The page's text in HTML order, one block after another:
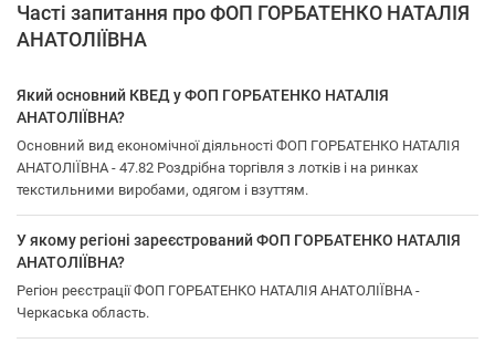
Часті запитання про ФОП ГОРБАТЕНКО НАТАЛІЯ
АНАТОЛІЇВНА
Який основний КВЕД у ФОП ГОРБАТЕНКО НАТАЛІЯ
АНАТОЛІЇВНА?
Основний вид економічної діяльності ФОП ГОРБАТЕНКО НАТАЛІЯ
АНАТОЛІЇВНА - 47.82 Роздрібна торгівля з лотків і на ринках
текстильними виробами, одягом і взуттям.
У якому регіоні зареєстрований ФОП ГОРБАТЕНКО НАТАЛІЯ
АНАТОЛІЇВНА?
Регіон реєстрації ФОП ГОРБАТЕНКО НАТАЛІЯ АНАТОЛІЇВНА -
Черкаська область.